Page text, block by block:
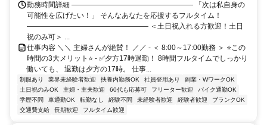
勤務時間詳細 ――――――――――――――――― 「次は私自身の
可能性を広げたい！」 そんなあなたを応援するフルタイム！
――――――――――――――――― ＜土日祝入れる方歓迎！土日
祝のみ可＞ ...
仕事内容 ＼＼ 主婦さんが絶賛！ ／／ - ＜ 8:00～17:00勤務 ＞ ⭐この
時間の3大メリット⭐ - ✅夕方17時退勤！ 8時間フルタイムでしっかり
働いても、 退勤は夕方の17時。 仕事...
制服あり 業界未経験者歓迎 扶養内勤務OK 社員登用あり
副業・WワークOK
土日祝のみOK
主婦・主夫歓迎 60代も応募可 フリーター歓迎
バイク通勤OK
学歴不問
車通勤OK 転勤なし 経験不問 未経験者歓迎 経験者歓迎
ブランクOK
交通費支給
長期歓迎 フルタイム歓迎